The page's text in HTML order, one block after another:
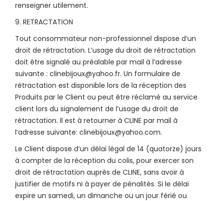
renseigner utilement.
9. RETRACTATION
Tout consommateur non-professionnel dispose d’un
droit de rétractation. L’usage du droit de rétractation
doit être signalé au préalable par mail à l’adresse
suivante : clinebijoux@yahoo.fr. Un formulaire de
rétractation est disponible lors de la réception des
Produits par le Client ou peut être réclamé au service
client lors du signalement de l’usage du droit de
rétractation. Il est à retourner à CLINE par mail à
l’adresse suivante: clinebijoux@yahoo.com.
Le Client dispose d’un délai légal de 14 (quatorze) jours
à compter de la réception du colis, pour exercer son
droit de rétractation auprès de CLINE, sans avoir à
justifier de motifs ni à payer de pénalités. Si le délai
expire un samedi, un dimanche ou un jour férié ou